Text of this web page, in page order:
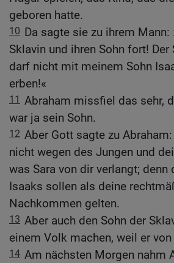
geboren hatte.
10 Da sagte sie zu ihrem Mann:
Sklavin und ihren Sohn fort! Der
darf nicht mit meinem Sohn
erben!«
11 Abraham missfiel das sehr,
war ja sein Sohn.
12 Aber Gott sagte zu
nicht wegen des Jungen und
was Sara von dir verlangt;
Isaaks sollen als deine
Nachkommen gelten.
13 Aber auch den Sohn der
einem Volk machen, weil er
14 Am nächsten Morgen nahm